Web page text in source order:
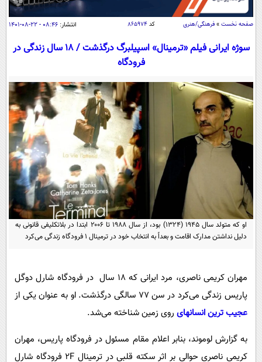
اقتصاد
اقتصادی
خودرو
جامعه
اجتماعی
حوادث
سلامت
یک برش دانایی
محیط زیست
سفر و تفریح
ورزشی
بین الملل
سیاست خارجی
فرهنگ و هنر
علم و دانش
فناوری و It
علمی
اخبار کریپتو
قرآن
گوناگون
سرگرمی
باشگاه مغز
مجله تصویری سلاح
فیلم
اقتصاد
ورزش
فناوری
گوناگون
محیط زیست
عصر ایران 2
خواندنی ها و دیدنی ها
آشپزی
آموزش زبان
صفحه نخست » فرهنگی/هنری کد ۸۶۵۹۷۴ انتشار: ۰۸:۴۶ - ۲۲-۰۸-۱۴۰۱
سوژه ایرانی فیلم «ترمینال» اسپیلبرگ درگذشت / 18 سال زندگی در
فرودگاه
او که متولد سال ۱۹۴۵ (۱۳۲۴) بود، از سال ۱۹۸۸ تا ۲۰۰۶ ابتدا در بلاتکلیفی قانونی به
دلیل نداشتن مدارک اقامت و بعداً به انتخاب خود در ترمینال ۱ فرودگاه زندگی می‌کرد
مهران کریمی ناصری، مرد ایرانی که ۱۸ سال در فرودگاه شارل دوگل
پاریس زندگی می‌کرد در سن ۷۷ سالگی درگذشت. او به عنوان یکی از
عجیب ترین انسانهای روی زمین شناخته می‌شد.
به گزارش لوموند، بنابر اعلام مقام مسئول در فرودگاه پاریس، مهران
کریمی ناصری حوالی بر اثر سکته قلبی در ترمینال ۲F فرودگاه شارل